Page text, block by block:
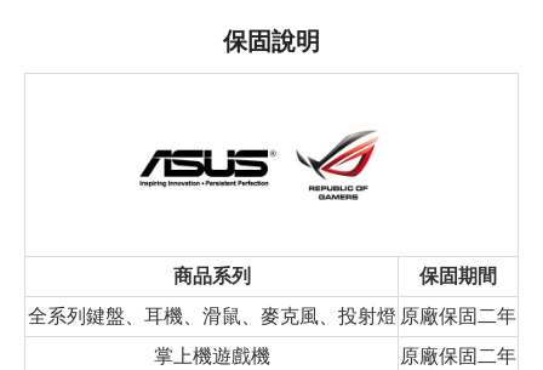
保固說明
商品系列
保固期間
全系列鍵盤、耳機、滑鼠、麥克風、投射燈 原廠保固二年
掌上機遊戲機
原廠保固二年